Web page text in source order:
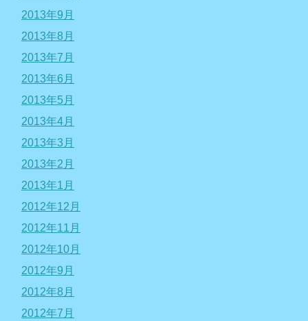
2013年9月
2013年8月
2013年7月
2013年6月
2013年5月
2013年4月
2013年3月
2013年2月
2013年1月
2012年12月
2012年11月
2012年10月
2012年9月
2012年8月
2012年7月